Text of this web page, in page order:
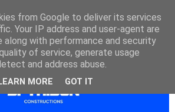
from Google to deliver its services
Your IP address and user-agent are
along with performance and security
of service, generate usage
and address abuse.
LEARN MORE GOT IT